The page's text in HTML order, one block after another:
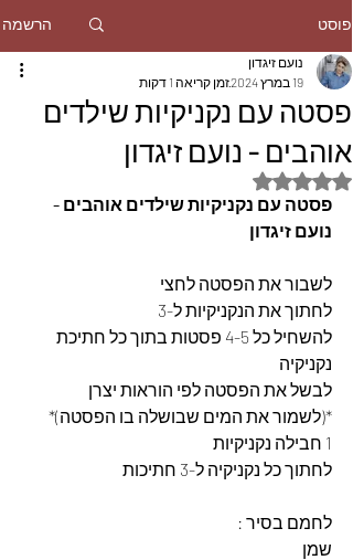
פוסט הרשמה
פסטה עם נקניקיות שילדים
אוהבים - נועם זיגדון
נועם זיגדון
19 במרץ 2024
זמן קריאה 1 דקות
דירוג של NaN מתוך 5 כוכבים
פסטה עם נקניקיות שילדים אוהבים -
נועם זיגדון
לשבור את הפסטה לחצי
לחתוך את הנקניקיות ל-3
להשחיל כל 4-5 פסטות בתוך כל חתיכת
נקניקיה
לבשל את הפסטה לפי הוראות יצרן
*(לשמור את המים שבושלה בו הפסטה)*
1 חבילה נקניקיות
לחתוך כל נקניקיה ל-3 חתיכות
לחמם בסיר :
שמן